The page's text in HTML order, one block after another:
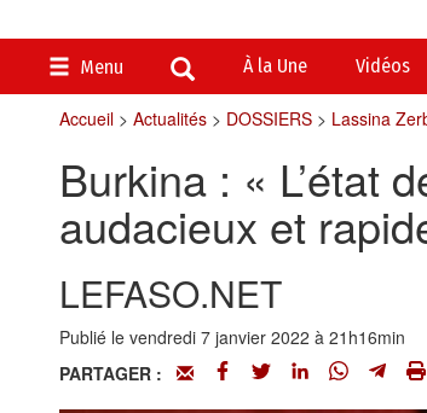
Menu À la Une Vidéos
Accueil> Actualités> DOSSIERS> Lassina
Burkina : « L’état
audacieux et
LEFASO.NET
Publié le vendredi 7 janvier 2022 à 21h16min
PARTAGER :